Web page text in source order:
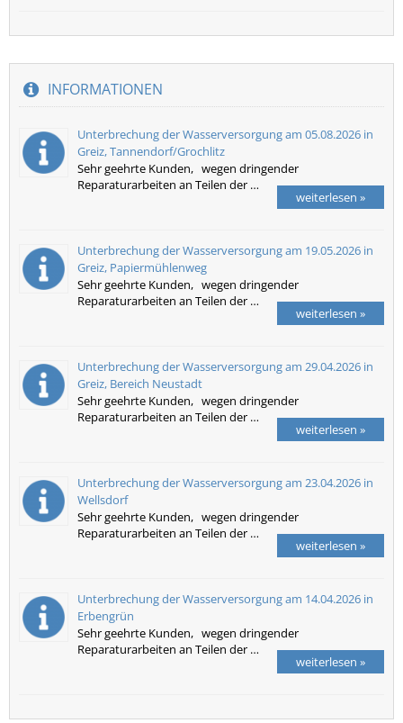
INFORMATIONEN
Unterbrechung der Wasserversorgung am 05.08.2026 in
Greiz, Tannendorf/Grochlitz
Sehr geehrte Kunden, wegen dringender
Reparaturarbeiten an Teilen der …
weiterlesen »
Unterbrechung der Wasserversorgung am 19.05.2026 in
Greiz, Papiermühlenweg
Sehr geehrte Kunden, wegen dringender
Reparaturarbeiten an Teilen der …
weiterlesen »
Unterbrechung der Wasserversorgung am 29.04.2026 in
Greiz, Bereich Neustadt
Sehr geehrte Kunden, wegen dringender
Reparaturarbeiten an Teilen der …
weiterlesen »
Unterbrechung der Wasserversorgung am 23.04.2026 in
Wellsdorf
Sehr geehrte Kunden, wegen dringender
Reparaturarbeiten an Teilen der …
weiterlesen »
Unterbrechung der Wasserversorgung am 14.04.2026 in
Erbengrün
Sehr geehrte Kunden, wegen dringender
Reparaturarbeiten an Teilen der …
weiterlesen »